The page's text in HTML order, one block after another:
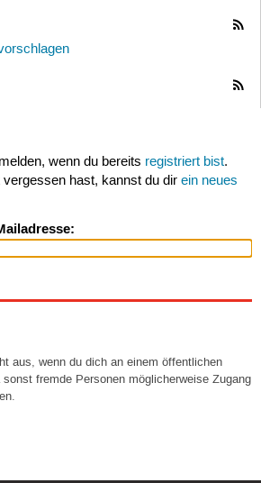
wenn du bereits registriert bist.
hast, kannst du dir ein neues
aus, wenn du dich an einem öffentlichen
fremde Personen möglicherweise Zugang